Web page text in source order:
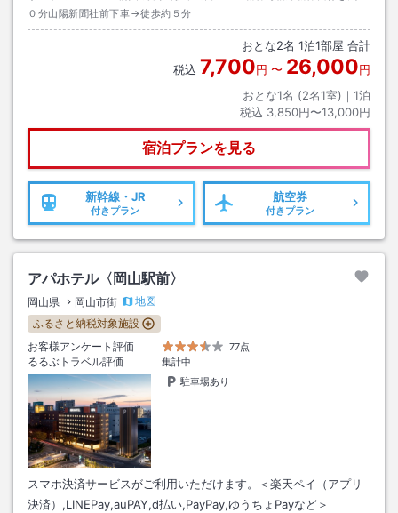
０分山陽新聞社前下車→徒歩約５分
おとな2名 1泊1部屋 合計
税込 7,700円 〜 26,000円
おとな1名 (2名1室)｜ 1泊
税込 3,850円〜13,000円
宿泊プランを見る
新幹線・JR
付きプラン
航空券
付きプラン
アパホテル〈岡山駅前〉
岡山県 岡山市街
地図
ふるさと納税対象施設
お客様アンケート評価
77点
るるぶトラベル評価
集計中
駐車場あり
スマホ決済サービスがご利用いただけます。＜楽天ペイ（アプリ
決済）,LINEPay,auPAY,d払い,PayPay,ゆうちょPayなど＞